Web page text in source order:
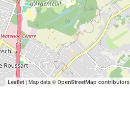
Leaflet| Map data ©OpenStreetMap contributors